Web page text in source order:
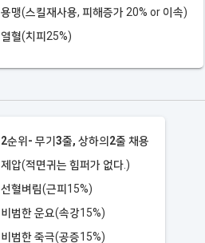
용맹(스킬재사용, 피해증가 20% or 이속)
열혈(치피25%)
2순위- 무기3줄, 상하의2줄 채용
제압(적면귀는 힘퍼가 없다.)
선혈벼림(근피15%)
비범한 운요(속강15%)
비범한 죽극(공증15%)